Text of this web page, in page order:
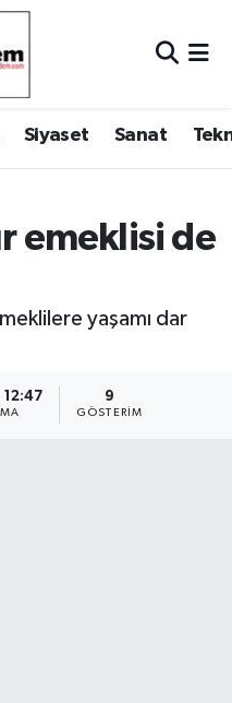
Siyaset Sanat
emeklisi de
yaşamı dar
12:47 9
GÖSTERIM
Fikstür